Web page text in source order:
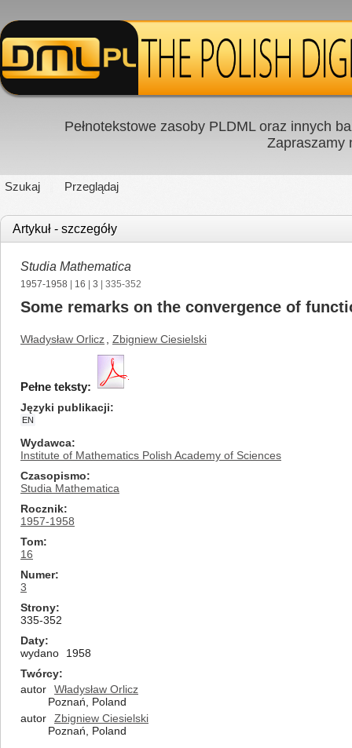
Pełnotekstowe zasoby PLDML oraz innych
Zapraszamy
Szukaj Przeglądaj
Artykuł - szczegóły
Studia Mathematica
1957-1958 16 3 | 335-352
Some remarks on the convergence of
Władysław Orlicz Zbigniew Ciesielski
Pełne teksty:
Języki publikacji
EN
Wydawca
Institute of Mathematics Polish Academy of Sciences
Czasopismo
Studia Mathematica
Rocznik
1957-1958
Tom
16
Numer
3
Strony
335-352
Daty
wydano
1958
Twórcy
autor
Władysław Orlicz
Poznań, Poland
autor
Zbigniew Ciesielski
Poznań, Poland